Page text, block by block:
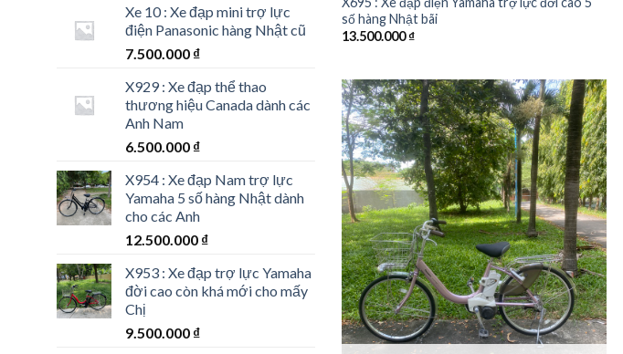
Xe 10 : Xe đạp mini trợ lực
điện Panasonic hàng Nhật cũ
7.500.000 ₫
X929 : Xe đạp thể thao
thương hiệu Canada dành các
Anh Nam
6.500.000 ₫
X954 : Xe đạp Nam trợ lực
Yamaha 5 số hàng Nhật dành
cho các Anh
12.500.000 ₫
X953 : Xe đạp trợ lực Yamaha
đời cao còn khá mới cho mấy
Chị
9.500.000 ₫
số hàng Nhật bãi
13.500.000₫